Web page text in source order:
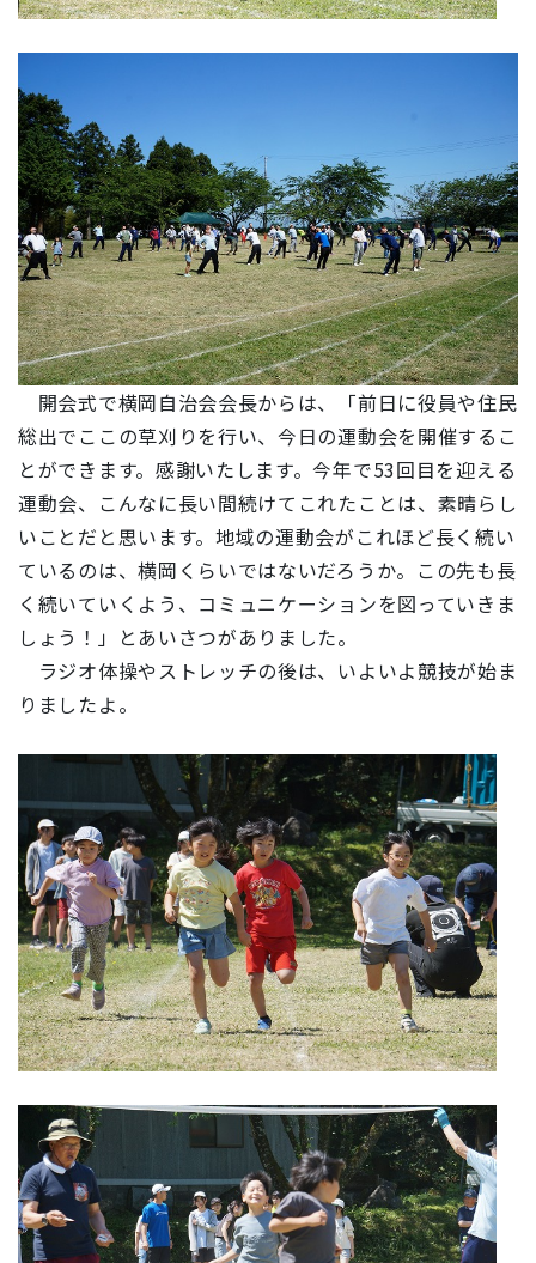
開会式で横岡自治会会長からは、「前日に役員や住民
総出でここの草刈りを行い、今日の運動会を開催するこ
とができます。感謝いたします。今年で53回目を迎える
運動会、こんなに長い間続けてこれたことは、素晴らし
いことだと思います。地域の運動会がこれほど長く続い
ているのは、横岡くらいではないだろうか。この先も長
く続いていくよう、コミュニケーションを図っていきま
しょう！」とあいさつがありました。
ラジオ体操やストレッチの後は、いよいよ競技が始ま
りましたよ。